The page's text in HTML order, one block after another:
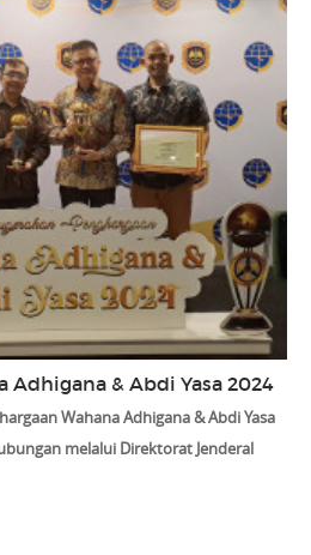
Adhigana & Abdi Yasa 2024
Wahana Adhigana & Abdi Yasa
melalui Direktorat Jenderal